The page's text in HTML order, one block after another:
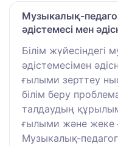
Музыкалық-
әдістемесі мен
Білім жүйесіндегі
әдістемесімен
ғылыми зерттеу
білім беру
талдаудың
ғылыми және жеке
Музыкалық-